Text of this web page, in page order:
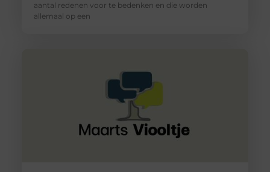
aantal redenen voor te bedenken en die worden
allemaal op een